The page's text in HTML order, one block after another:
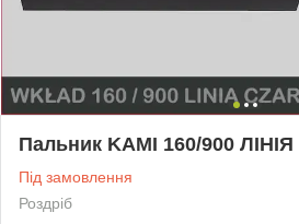
Пальник KAMI 160/900 ЛІНІЯ
Під замовлення
Роздріб